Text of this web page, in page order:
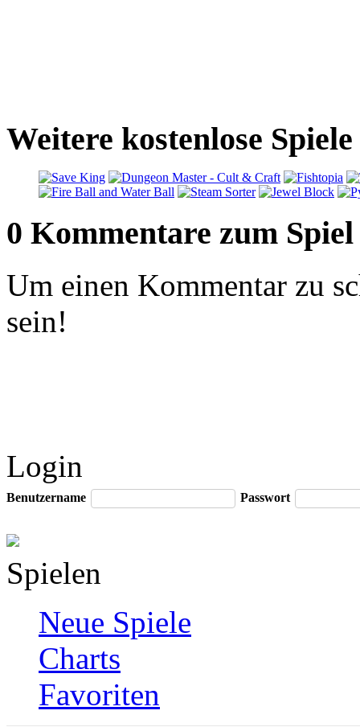
Weitere kostenlose
0 Kommentare zum Spiel
Um einen Kommentar zu
sein!
Login
Benutzername Passwort
Spielen
Neue Spiele
Charts
Favoriten